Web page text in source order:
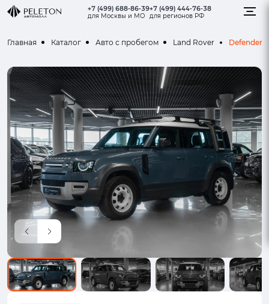
+7 (499) 688-86-39
для Москвы и МО
+7 (499) 444-76-38
для регионов РФ
Главная Каталог Авто с пробегом Land Rover Defender